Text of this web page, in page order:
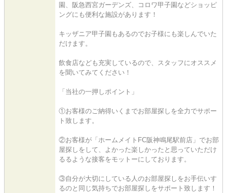
園、阪急西宮ガーデンズ、コロワ甲子園などショッピ
ングにも便利な施設があります！
キッザニア甲子園もあるのでお子様にも楽しんでいた
だけます。
飲食店なども充実しているので、スタッフにオススメ
を聞いてみてください！
「当社の一押しポイント」
①お客様のご納得いくまでお部屋探しを全力でサポー
ト致します。
②お客様が「ホームメイトFC阪神鳴尾駅前店」でお部
屋探しをして、よかった楽しかったと思っていただけ
るるような接客をモットーにしております。
③自分が大切にしている人のお部屋探しをお手伝いす
るのと同じ気持ちでお部屋探しをサポート致します！